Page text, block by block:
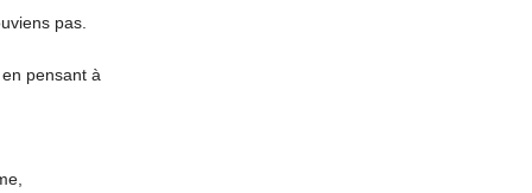
pas.
pensant à